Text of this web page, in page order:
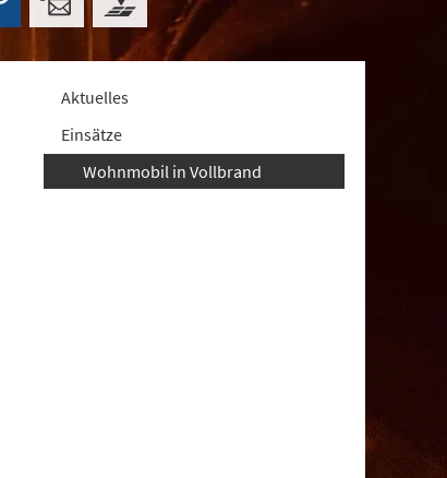
Aktuelles
Einsätze
Wohnmobil in Vollbrand